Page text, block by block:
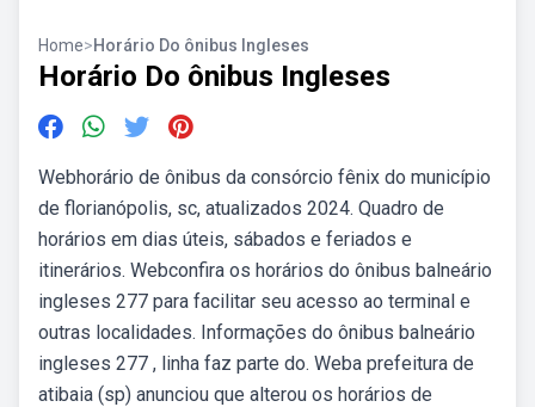
Home>Horário Do ônibus Ingleses
Horário Do ônibus Ingleses
Webhorário de ônibus da consórcio fênix do município
de florianópolis, sc, atualizados 2024. Quadro de
horários em dias úteis, sábados e feriados e
itinerários. Webconfira os horários do ônibus balneário
ingleses 277 para facilitar seu acesso ao terminal e
outras localidades. Informações do ônibus balneário
ingleses 277 , linha faz parte do. Weba prefeitura de
atibaia (sp) anunciou que alterou os horários de